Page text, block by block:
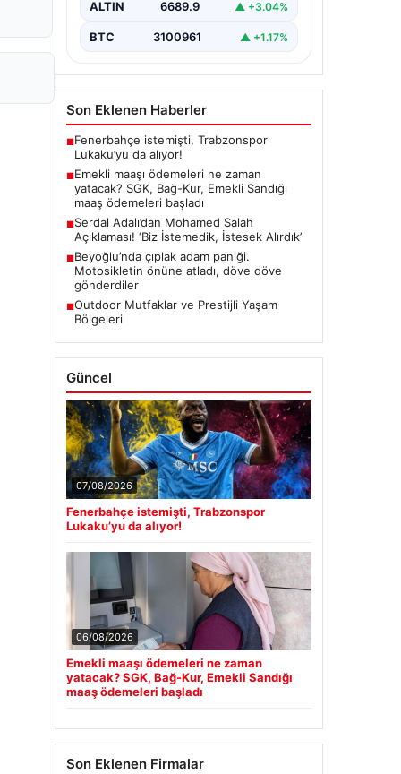
ALTIN 6689.9 ▲ +3.04%
BTC 3100961 ▲ +1.17%
Son Eklenen Haberler
■Fenerbahçe istemişti, Trabzonspor
Lukaku’yu da alıyor!
■Emekli maaşı ödemeleri ne zaman
yatacak? SGK, Bağ-Kur, Emekli Sandığı
maaş ödemeleri başladı
■Serdal Adalı’dan Mohamed Salah
Açıklaması! ‘Biz İstemedik, İstesek Alırdık’
■Beyoğlu’nda çıplak adam paniği.
Motosikletin önüne atladı, döve döve
gönderdiler
■Outdoor Mutfaklar ve Prestijli Yaşam
Bölgeleri
Güncel
07/08/2026
Fenerbahçe istemişti, Trabzonspor
Lukaku’yu da alıyor!
06/08/2026
Emekli maaşı ödemeleri ne zaman
yatacak? SGK, Bağ-Kur, Emekli Sandığı
maaş ödemeleri başladı
Son Eklenen Firmalar